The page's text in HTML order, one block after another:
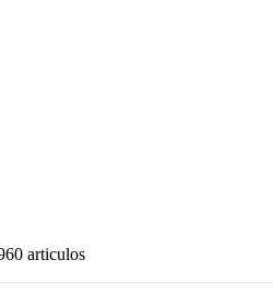
articulos